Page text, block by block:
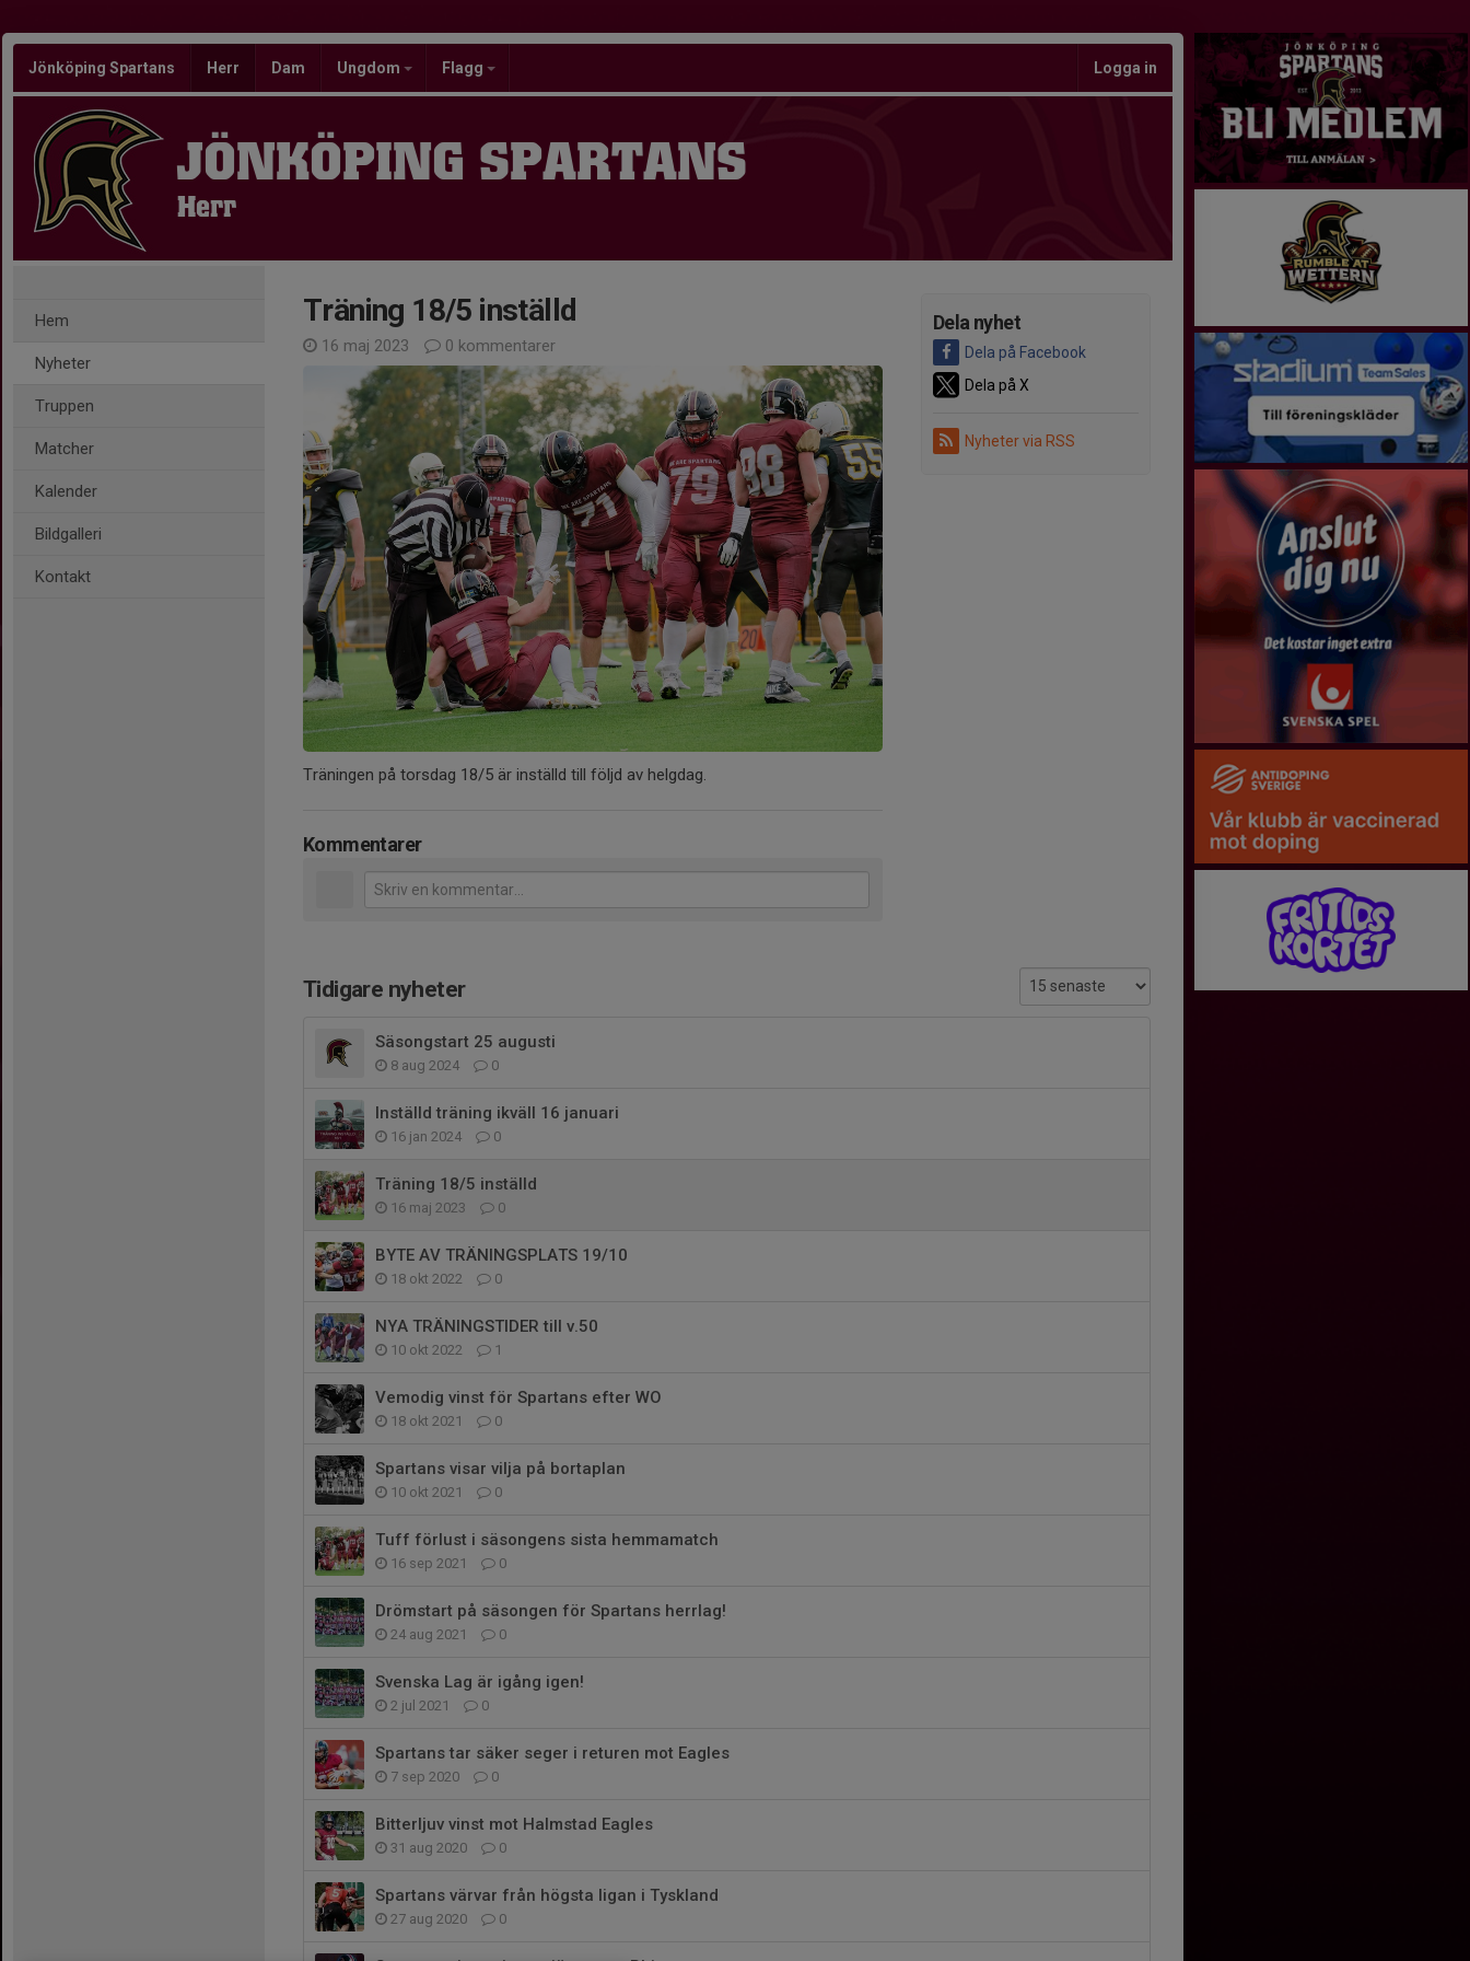
Jönköping Spartans Herr Dam Ungdom Flagg Logga in
JÖNKÖPING SPARTANS
Herr
Hem
Nyheter
Truppen
Matcher
Kalender
Bildgalleri
Kontakt
Dela nyhet
Dela på Facebook
Dela på X
Nyheter via RSS
Träning 18/5 inställd
16 maj 2023 0 kommentarer
Träningen på torsdag 18/5 är inställd till följd av helgdag.
Kommentarer
Tidigare nyheter
Säsongstart 25 augusti
8 aug 2024 0
Inställd träning ikväll 16 januari
16 jan 2024 0
Träning 18/5 inställd
16 maj 2023 0
BYTE AV TRÄNINGSPLATS 19/10
18 okt 2022 0
NYA TRÄNINGSTIDER till v.50
10 okt 2022 1
Vemodig vinst för Spartans efter WO
18 okt 2021 0
Spartans visar vilja på bortaplan
10 okt 2021 0
Tuff förlust i säsongens sista hemmamatch
16 sep 2021 0
Drömstart på säsongen för Spartans herrlag!
24 aug 2021 0
Svenska Lag är igång igen!
2 jul 2021 0
Spartans tar säker seger i returen mot Eagles
7 sep 2020 0
Bitterljuv vinst mot Halmstad Eagles
31 aug 2020 0
Spartans värvar från högsta ligan i Tyskland
27 aug 2020 0